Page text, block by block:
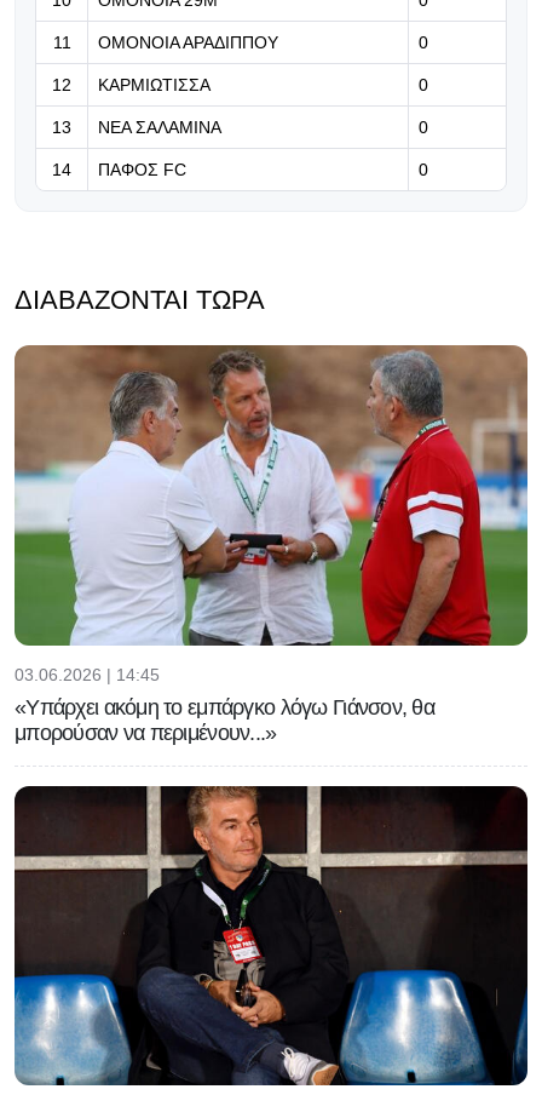
11 ΟΜΟΝΟΙΑ ΑΡΑΔΙΠΠΟΥ 0
12 ΚΑΡΜΙΩΤΙΣΣΑ 0
13 ΝΕΑ ΣΑΛΑΜΙΝΑ 0
14 ΠΑΦΟΣ FC 0
ΔΙΑΒΆΖΟΝΤΑΙ ΤΏΡΑ
03.06.2026 | 14:45
«Υπάρχει ακόμη το εμπάργκο λόγω Γιάνσον, θα
μπορούσαν να περιμένουν...»